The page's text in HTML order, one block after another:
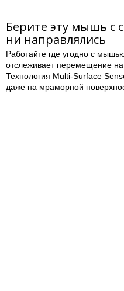
Берите эту мышь с
ни направлялись
Работайте где угодно с
отслеживает перемещение
Технология Multi-Surface
даже на мраморной